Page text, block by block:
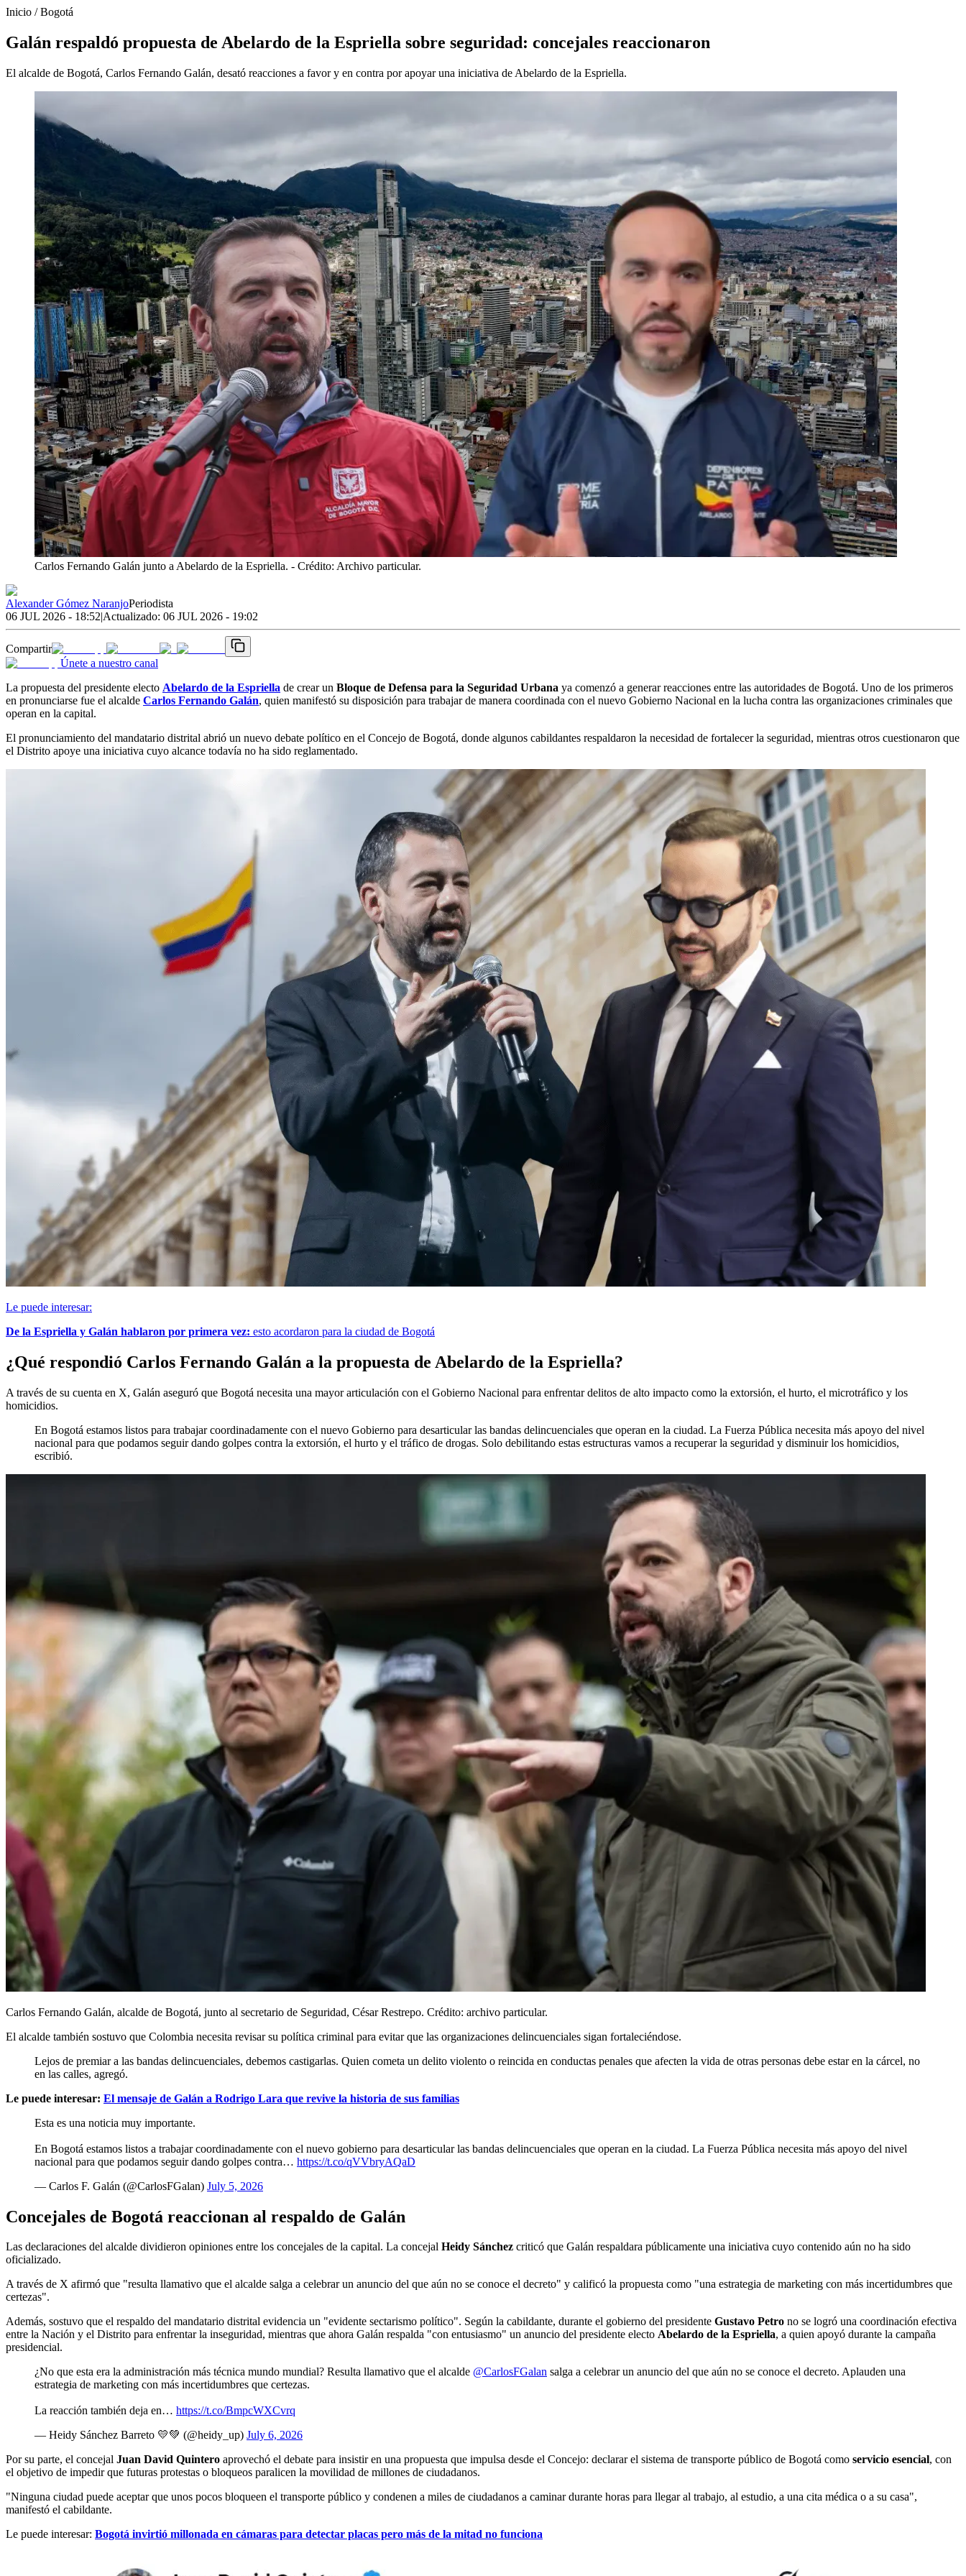
Inicio /Bogotá
Galán respaldó propuesta de Abelardo de la Espriella sobre seguridad: concejales reaccionaron
El alcalde de Bogotá, Carlos Fernando Galán, desató reacciones a favor y en contra por apoyar una iniciativa de Abelardo de la Espriella.
Carlos Fernando Galán junto a Abelardo de la Espriella. - Crédito: Archivo particular.
Alexander Gómez NaranjoPeriodista
06 JUL 2026 - 18:52|Actualizado: 06 JUL 2026 - 19:02
Compartir
Únete a nuestro canal
La propuesta del presidente electo Abelardo de la Espriella de crear un Bloque de Defensa para la Seguridad Urbana ya comenzó a generar reacciones entre las autoridades de Bogotá. Uno de los primeros
en pronunciarse fue el alcalde Carlos Fernando Galán, quien manifestó su disposición para trabajar de manera coordinada con el nuevo Gobierno Nacional en la lucha contra las organizaciones criminales que
operan en la capital.
El pronunciamiento del mandatario distrital abrió un nuevo debate político en el Concejo de Bogotá, donde algunos cabildantes respaldaron la necesidad de fortalecer la seguridad, mientras otros cuestionaron que
el Distrito apoye una iniciativa cuyo alcance todavía no ha sido reglamentado.
Le puede interesar:
De la Espriella y Galán hablaron por primera vez: esto acordaron para la ciudad de Bogotá
¿Qué respondió Carlos Fernando Galán a la propuesta de Abelardo de la Espriella?
A través de su cuenta en X, Galán aseguró que Bogotá necesita una mayor articulación con el Gobierno Nacional para enfrentar delitos de alto impacto como la extorsión, el hurto, el microtráfico y los
homicidios.
En Bogotá estamos listos para trabajar coordinadamente con el nuevo Gobierno para desarticular las bandas delincuenciales que operan en la ciudad. La Fuerza Pública necesita más apoyo del nivel
nacional para que podamos seguir dando golpes contra la extorsión, el hurto y el tráfico de drogas. Solo debilitando estas estructuras vamos a recuperar la seguridad y disminuir los homicidios,
escribió.
Carlos Fernando Galán, alcalde de Bogotá, junto al secretario de Seguridad, César Restrepo. Crédito: archivo particular.
El alcalde también sostuvo que Colombia necesita revisar su política criminal para evitar que las organizaciones delincuenciales sigan fortaleciéndose.
Lejos de premiar a las bandas delincuenciales, debemos castigarlas. Quien cometa un delito violento o reincida en conductas penales que afecten la vida de otras personas debe estar en la cárcel, no
en las calles, agregó.
Le puede interesar: El mensaje de Galán a Rodrigo Lara que revive la historia de sus familias
Esta es una noticia muy importante.
En Bogotá estamos listos a trabajar coordinadamente con el nuevo gobierno para desarticular las bandas delincuenciales que operan en la ciudad. La Fuerza Pública necesita más apoyo del nivel
nacional para que podamos seguir dando golpes contra… https://t.co/qVVbryAQaD
— Carlos F. Galán (@CarlosFGalan) July 5, 2026
Concejales de Bogotá reaccionan al respaldo de Galán
Las declaraciones del alcalde dividieron opiniones entre los concejales de la capital. La concejal Heidy Sánchez criticó que Galán respaldara públicamente una iniciativa cuyo contenido aún no ha sido
oficializado.
A través de X afirmó que "resulta llamativo que el alcalde salga a celebrar un anuncio del que aún no se conoce el decreto" y calificó la propuesta como "una estrategia de marketing con más incertidumbres que
certezas".
Además, sostuvo que el respaldo del mandatario distrital evidencia un "evidente sectarismo político". Según la cabildante, durante el gobierno del presidente Gustavo Petro no se logró una coordinación efectiva
entre la Nación y el Distrito para enfrentar la inseguridad, mientras que ahora Galán respalda "con entusiasmo" un anuncio del presidente electo Abelardo de la Espriella, a quien apoyó durante la campaña
presidencial.
¿No que esta era la administración más técnica mundo mundial? Resulta llamativo que el alcalde @CarlosFGalan salga a celebrar un anuncio del que aún no se conoce el decreto. Aplauden una
estrategia de marketing con más incertidumbres que certezas.
La reacción también deja en… https://t.co/BmpcWXCvrq
— Heidy Sánchez Barreto 💛💚 (@heidy_up) July 6, 2026
Por su parte, el concejal Juan David Quintero aprovechó el debate para insistir en una propuesta que impulsa desde el Concejo: declarar el sistema de transporte público de Bogotá como servicio esencial, con
el objetivo de impedir que futuras protestas o bloqueos paralicen la movilidad de millones de ciudadanos.
"Ninguna ciudad puede aceptar que unos pocos bloqueen el transporte público y condenen a miles de ciudadanos a caminar durante horas para llegar al trabajo, al estudio, a una cita médica o a su casa",
manifestó el cabildante.
Le puede interesar: Bogotá invirtió millonada en cámaras para detectar placas pero más de la mitad no funciona